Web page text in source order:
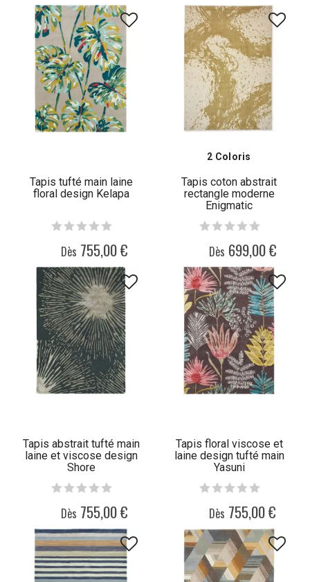
Tapis tufté main laine
floral design Kelapa
Dès 755,00 €
2 Coloris
Tapis coton abstrait
rectangle moderne
Enigmatic
Dès 699,00 €
Tapis abstrait tufté main
laine et viscose design
Shore
Dès 755,00 €
Tapis floral viscose et
laine design tufté main
Yasuni
Dès 755,00 €